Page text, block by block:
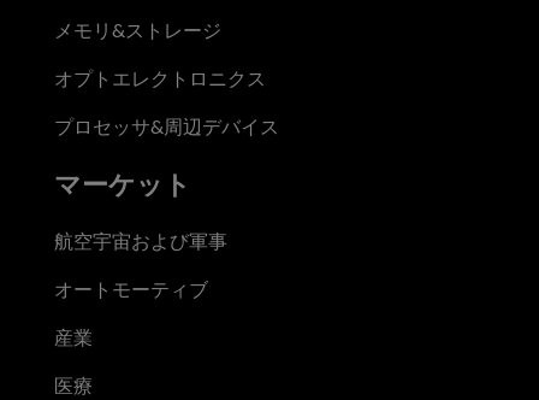
メモリ&ストレージ
オプトエレクトロニクス
プロセッサ&周辺デバイス
マーケット
航空宇宙および軍事
オートモーティブ
産業
医療